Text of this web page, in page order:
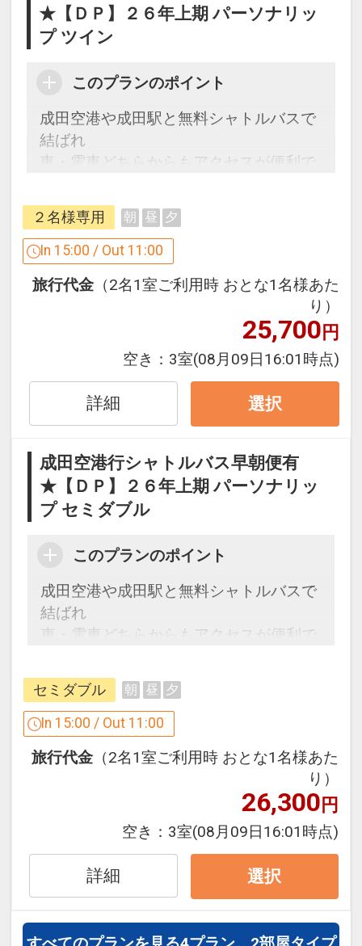
★【ＤＰ】２６年上期 パーソナリッ
プ ツイン
このプランのポイント
成田空港や成田駅と無料シャトルバスで
結ばれ
車・電車どちらからもアクセスが便利で
前後泊やビジネスの際に、是非ご利用く
ださい。
ここがポイント！
●滞在中フィットネスセンターをご利用
※旅行代金に含まれます。
「食事なしプラン」と「朝食付プラン」
をご用意しています。
ン」を掲載しています。
※ご覧のページがどちらかを【食事条
件】の項目でご確認のうえ、予約にお進
設定期間：2026年4月1日～2027年3月
31日
インターネットコース番号：DP-1-
２名様専用 朝 昼 夕
In 15:00 / Out 11:00
旅行代金 （2名1室ご利用時 おとな1名様あた
り）
25,700円
空き： 3室(08月09日16:01時点)
詳細 選択
成田空港行シャトルバス早朝便有
★【ＤＰ】２６年上期 パーソナリッ
プ セミダブル
このプランのポイント
成田空港や成田駅と無料シャトルバスで
結ばれ
車・電車どちらからもアクセスが便利で
前後泊やビジネスの際に、是非ご利用く
ださい。
ここがポイント！
●滞在中フィットネスセンターをご利用
※旅行代金に含まれます。
「食事なしプラン」と「朝食付プラン」
をご用意しています。
ン」を掲載しています。
セミダブル 朝 昼 夕
In 15:00 / Out 11:00
旅行代金 （2名1室ご利用時 おとな1名様あた
り）
26,300円
空き： 3室(08月09日16:01時点)
詳細 選択